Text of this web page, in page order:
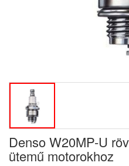
Denso W20MP-U
ütemű motorokhoz